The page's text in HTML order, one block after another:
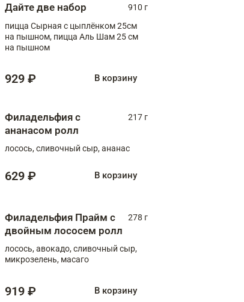
Дайте две набор
910 г
пицца Сырная с цыплёнком 25см
на пышном, пицца Аль Шам 25 см
на пышном
929 ₽ В корзину
Филадельфия с
ананасом ролл
217 г
лосось, сливочный сыр, ананас
629 ₽ В корзину
Филадельфия Прайм с
двойным лососем ролл
278 г
лосось, авокадо, сливочный сыр,
микрозелень, масаго
919 ₽ В корзину